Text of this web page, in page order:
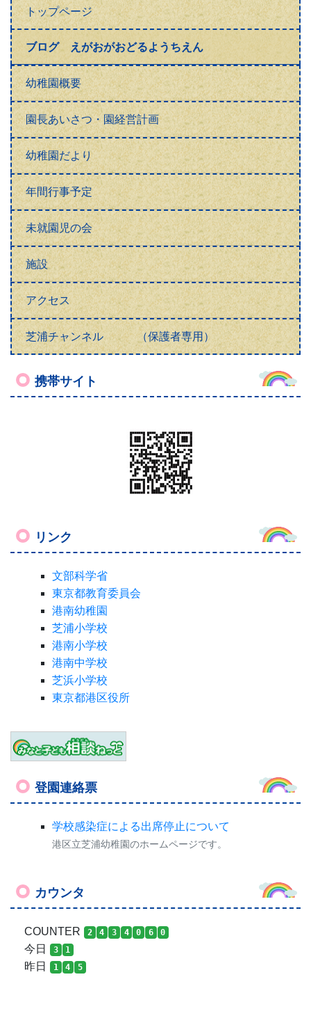
トップページ
ブログ えがおがおどるようちえん
幼稚園概要
園長あいさつ・園経営計画
幼稚園だより
年間行事予定
未就園児の会
施設
アクセス
芝浦チャンネル （保護者専用）
携帯サイト
リンク
文部科学省
東京都教育委員会
港南幼稚園
芝浦小学校
港南小学校
港南中学校
芝浜小学校
東京都港区役所
登園連絡票
学校感染症による出席停止について
港区立芝浦幼稚園のホームページです。
カウンタ
COUNTER 2 4 3 4 0 6 0
今日 3 1
昨日 1 4 5